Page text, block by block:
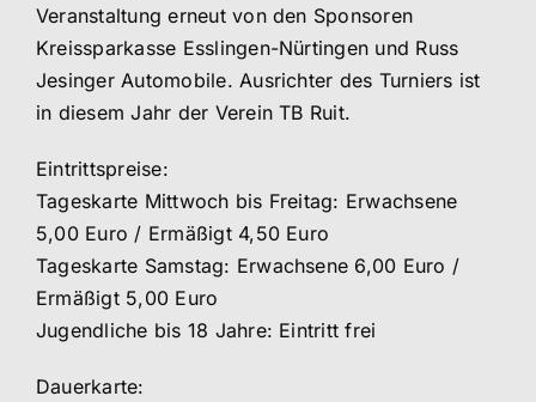
Veranstaltung erneut von den Sponsoren
Kreissparkasse Esslingen-Nürtingen und Russ
Jesinger Automobile. Ausrichter des Turniers ist
in diesem Jahr der Verein TB Ruit.
Eintrittspreise:
Tageskarte Mittwoch bis Freitag: Erwachsene
5,00 Euro / Ermäßigt 4,50 Euro
Tageskarte Samstag: Erwachsene 6,00 Euro /
Ermäßigt 5,00 Euro
Jugendliche bis 18 Jahre: Eintritt frei
Dauerkarte: